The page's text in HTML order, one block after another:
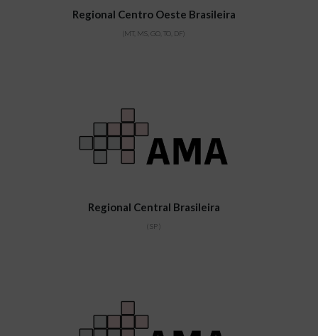
Regional Centro Oeste Brasileira
(MT, MS, GO, TO, DF)
Regional Central Brasileira
( SP )